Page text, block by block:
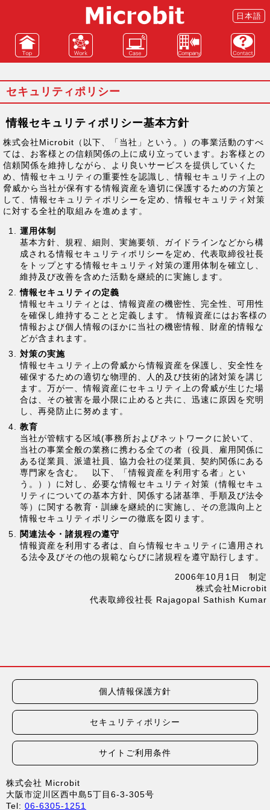
日本語
TOP Work Case Company Contact
セキュリティポリシー
情報セキュリティポリシー基本方針
株式会社Microbit（以下、「当社」という。）の事業活動のすべ
ては、お客様との信頼関係の上に成り立っています。お客様との
信頼関係を維持しながら、より良いサービスを提供していくた
め、情報セキュリティの重要性を認識し、情報セキュリティ上の
脅威から当社が保有する情報資産を適切に保護するための方策と
して、情報セキュリティポリシーを定め、情報セキュリティ対策
に対する全社的取組みを進めます。
運用体制
基本方針、規程、細則、実施要領、ガイドラインなどから構
成される情報セキュリティポリシーを定め、代表取締役社長
をトップとする情報セキュリティ対策の運用体制を確立し、
維持及び改善を含めた活動を継続的に実施します。
情報セキュリティの定義
情報セキュリティとは、情報資産の機密性、完全性、可用性
を確保し維持することと定義します。 情報資産にはお客様の
情報および個人情報のほかに当社の機密情報、財産的情報な
どが含まれます。
対策の実施
情報セキュリティ上の脅威から情報資産を保護し、安全性を
確保するための適切な物理的、人的及び技術的諸対策を講じ
ます。万が一、情報資産にセキュリティ上の脅威が生じた場
合は、その被害を最小限に止めると共に、迅速に原因を究明
し、再発防止に努めます。
教育
当社が管轄する区域(事務所およびネットワークに於いて、
当社の事業全般の業務に携わる全ての者（役員、雇用関係に
ある従業員、派遣社員、協力会社の従業員、契約関係にある
専門家を含む。 以下、「情報資産を利用する者」とい
う。））に対し、必要な情報セキュリティ対策（情報セキュ
リティについての基本方針、関係する諸基準、手順及び法令
等）に関する教育・訓練を継続的に実施し、その意識向上と
情報セキュリティポリシーの徹底を図ります。
関連法令・諸規程の遵守
情報資産を利用する者は、自ら情報セキュリティに適用され
る法令及びその他の規範ならびに諸規程を遵守励行します。
2006年10月1日 制定
株式会社Microbit
代表取締役社長 Rajagopal Sathish Kumar
個人情報保護方針
セキュリティポリシー
サイトご利用条件
株式会社 Microbit
大阪市淀川区西中島5丁目6-3-305号
Tel: 06-6305-1251